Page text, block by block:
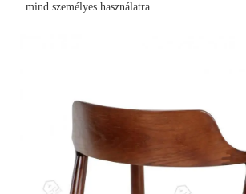
mind személyes használatra.